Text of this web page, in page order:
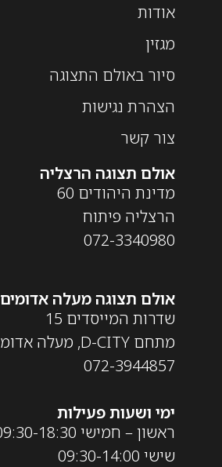
אודות
מגזין
סיור באולם התצוגה
הצהרת נגישות
צור קשר
ימי ושעות פעילות
ראשון – חמישי 09:30-18:30
שישי 09:30-14:00
אולם תצוגה הרצליה
מדינת היהודים 60
הרצליה פיתוח
072-3340980
אולם תצוגה מעלה אדומים
שדרות המייסדים 15
מתחם D-CITY, מעלה אדומים
072-3944857